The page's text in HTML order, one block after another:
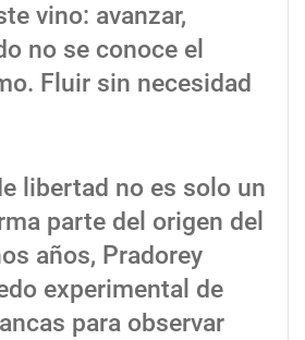
vino: avanzar,
no se conoce el
Fluir sin necesidad
libertad no es solo un
parte del origen del
años, Pradorey
experimental de
para observar